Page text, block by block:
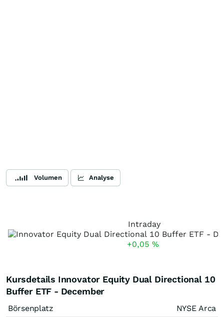
Volumen Analyse
Intraday
+0,05 %
Kursdetails Innovator Equity Dual Directional 10
Buffer ETF - December
Börsenplatz
NYSE Arca